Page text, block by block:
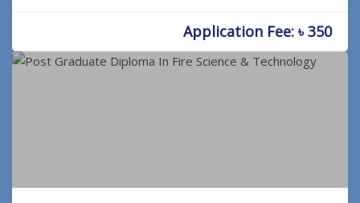
Application Fee: ৳ 350